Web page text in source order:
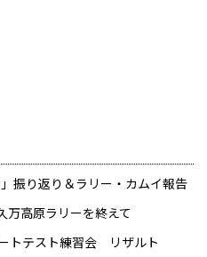
振り返り＆ラリー・カムイ報告
高原ラリーを終えて
トテスト練習会 リザルト